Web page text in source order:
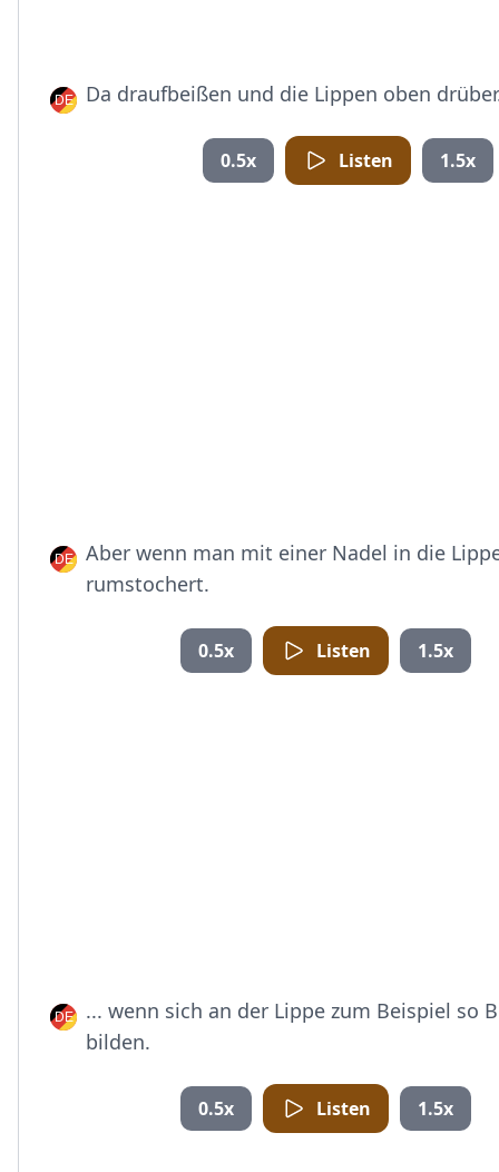
Da draufbeißen und die Lippen oben
0.5x Listen 1.5x
Aber wenn man mit einer Nadel in die
rumstochert.
0.5x Listen 1.5x
... wenn sich an der Lippe zum Beispiel so
bilden.
0.5x Listen 1.5x